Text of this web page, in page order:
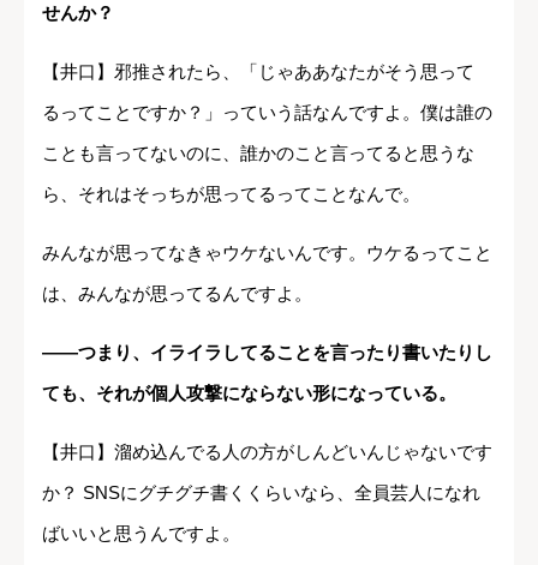
せんか？
【井口】邪推されたら、「じゃああなたがそう思って
るってことですか？」っていう話なんですよ。僕は誰の
ことも言ってないのに、誰かのこと言ってると思うな
ら、それはそっちが思ってるってことなんで。
みんなが思ってなきゃウケないんです。ウケるってこと
は、みんなが思ってるんですよ。
――つまり、イライラしてることを言ったり書いたりし
ても、それが個人攻撃にならない形になっている。
【井口】溜め込んでる人の方がしんどいんじゃないです
か？ SNSにグチグチ書くくらいなら、全員芸人になれ
ばいいと思うんですよ。